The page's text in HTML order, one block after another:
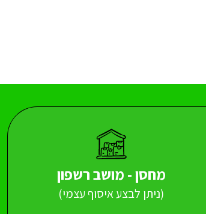
מחסן - מושב רשפון
(ניתן לבצע איסוף עצמי)